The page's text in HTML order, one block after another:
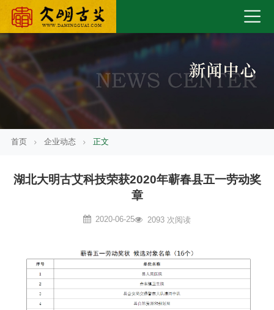
首页 企业动态 正文
湖北大明古艾科技荣获2020年蕲春县五一劳动奖
章
2020-06-25 2093 次阅读